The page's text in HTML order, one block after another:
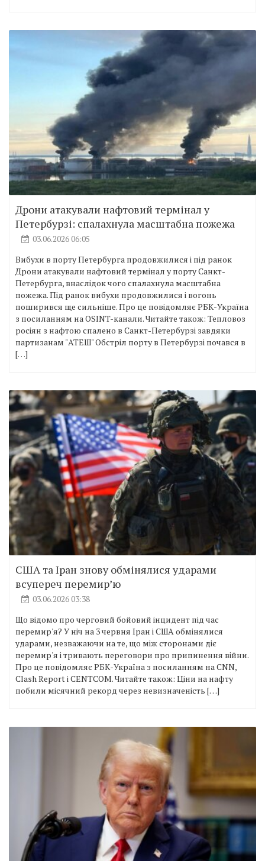
Дрони атакували нафтовий термінал у
Петербурзі: спалахнула масштабна пожежа
03.06.2026 06:05
Вибухи в порту Петербурга продовжилися і під ранок
Дрони атакували нафтовий термінал у порту Санкт-
Петербурга, внаслідок чого спалахнула масштабна
пожежа. Під ранок вибухи продовжилися і вогонь
поширився ще сильніше. Про це повідомляє РБК-Україна
з посиланням на OSINT-канали. Читайте також: Тепловоз
росіян з нафтою спалено в Санкт-Петербурзі завдяки
партизанам "АТЕШ" Обстріл порту в Петербурзі почався в
[…]
США та Іран знову обмінялися ударами
всупереч перемир’ю
03.06.2026 03:38
Що відомо про черговий бойовий інцидент під час
перемир'я? У ніч на 3 червня Іран і США обмінялися
ударами, незважаючи на те, що між сторонами діє
перемир'я і тривають переговори про припинення війни.
Про це повідомляє РБК-Україна з посиланням на CNN,
Clash Report і CENTCOM. Читайте також: Ціни на нафту
побили місячний рекорд через невизначеність […]